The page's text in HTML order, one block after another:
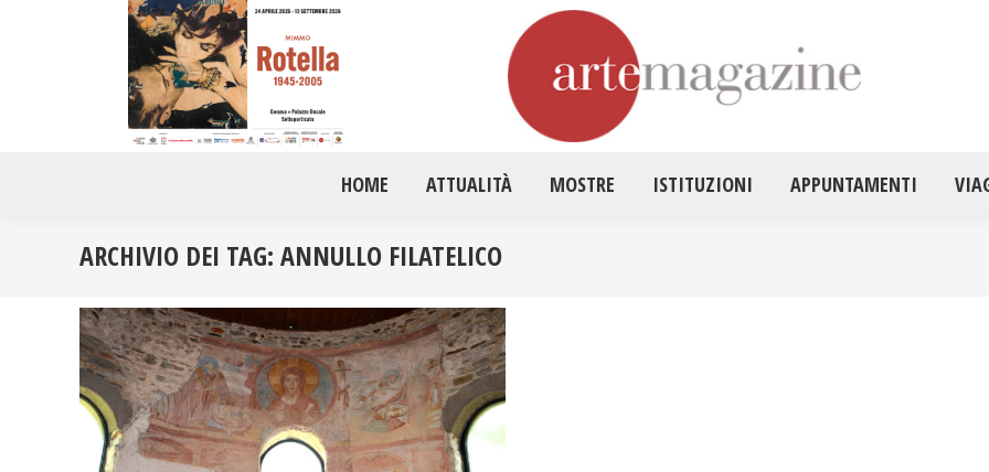
HOME ATTUALITÀ MOSTRE ISTITUZIONI APPUNTAMENTI
ARCHIVIO DEI TAG: ANNULLO FILATELICO
HOME